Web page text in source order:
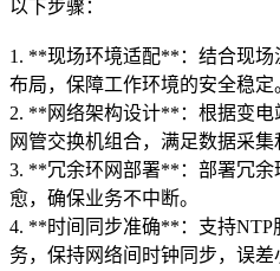
以下步骤：
1. **现场环境适配**：结合现
布局，保障工作环境的安全稳定
2. **网络架构设计**：根据变
网管交换机组合，满足数据采集
3. **冗余环网部署**：部署冗余
愈，确保业务不中断。
4. **时间同步准确**：支持NTP
务，保持网络间时钟同步，误